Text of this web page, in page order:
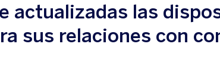
actualizadas las
sus relaciones con